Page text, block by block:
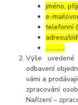
jméno,
e-
telefonní
adresu/
………....
Výše
odbavení
vámi a
zpracování
Nařízení –